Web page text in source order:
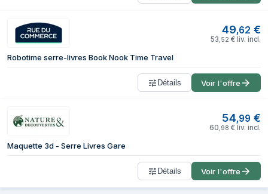
49,62 €
53 52 € liv. incl.
Robotime serre-livres Book Nook Time Travel
Détails Voir l'offre
54,99 €
60 98 € liv. incl.
Maquette 3d - Serre Livres Gare
Détails Voir l'offre